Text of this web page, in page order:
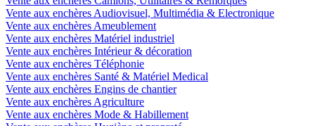
Vente aux enchères Audiovisuel, Multimédia & Electronique
Vente aux enchères Ameublement
Vente aux enchères Matériel industriel
Vente aux enchères Intérieur & décoration
Vente aux enchères Téléphonie
Vente aux enchères Santé & Matériel Medical
Vente aux enchères Engins de chantier
Vente aux enchères Agriculture
Vente aux enchères Mode & Habillement